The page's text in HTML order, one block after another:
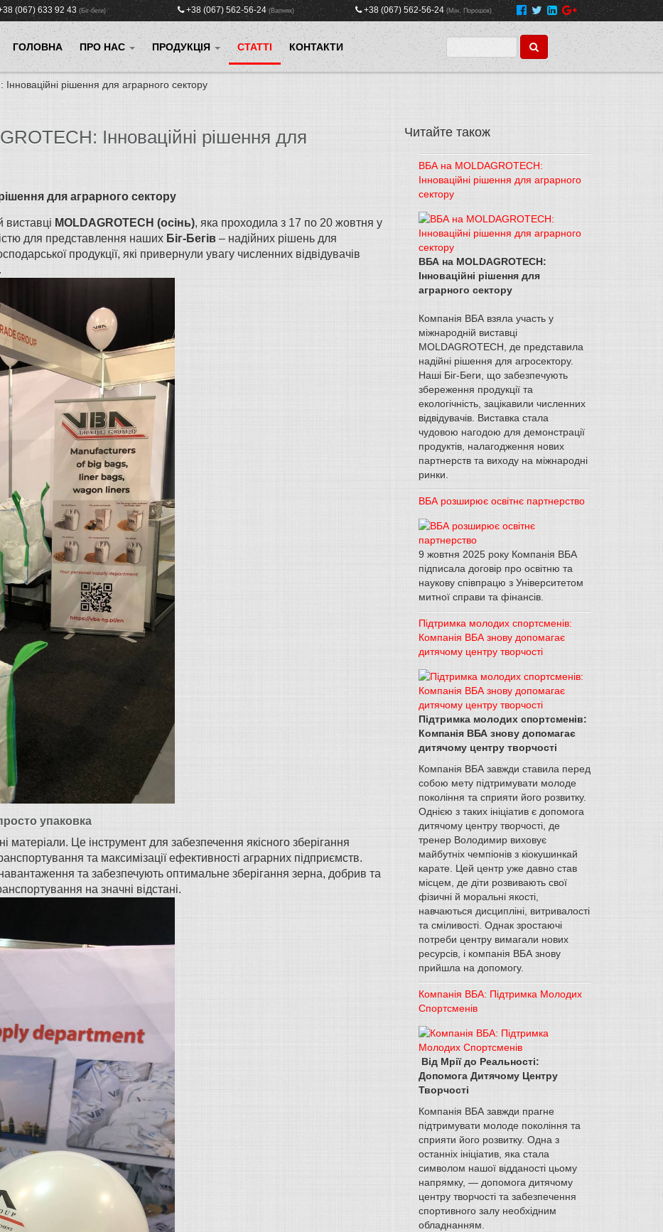
(067) 633 92 43 (Біг-беги) +38 (067) 562-56-24(Вапняк) +38 (067) 562-56-24(Мін. Порошок)
ГОЛОВНА ПРО НАС ПРОДУКЦІЯ СТАТТІ КОНТАКТИ
рішення для аграрного сектору
Інноваційні рішення для
для аграрного сектору
виставці MOLDAGROTECH (осінь), яка проходила з 17 по 20 жовтня у
для представлення наших Біг-Бегів – надійних рішень для
продукції, які привернули увагу численних відвідувачів
упаковка
матеріали. Це інструмент для забезпечення якісного зберігання
та максимізації ефективності аграрних підприємств.
та забезпечують оптимальне зберігання зерна, добрив та
на значні відстані.
Читайте також
ВБА на MOLDAGROTECH:
Інноваційні рішення для аграрного
сектору
ВБА на MOLDAGROTECH:
Інноваційні рішення для
аграрного сектору
Компанія ВБА взяла участь у
міжнародній виставці
MOLDAGROTECH, де представила
надійні рішення для агросектору.
Наші Біг-Беги, що забезпечують
збереження продукції та
екологічність, зацікавили численних
відвідувачів. Виставка стала
чудовою нагодою для демонстрації
продуктів, налагодження нових
партнерств та виходу на міжнародні
ринки.
ВБА розширює освітнє партнерство
9 жовтня 2025 року Компанія ВБА
підписала договір про освітню та
наукову співпрацю з Університетом
митної справи та фінансів.
Підтримка молодих спортсменів:
Компанія ВБА знову допомагає
дитячому центру творчості
Підтримка молодих спортсменів:
Компанія ВБА знову допомагає
дитячому центру творчості
Компанія ВБА завжди ставила перед
собою мету підтримувати молоде
покоління та сприяти його розвитку.
Однією з таких ініціатив є допомога
дитячому центру творчості, де
тренер Володимир виховує
майбутніх чемпіонів з кіокушинкай
карате. Цей центр уже давно став
місцем, де діти розвивають свої
фізичні й моральні якості,
навчаються дисципліні, витривалості
та сміливості. Однак зростаючі
потреби центру вимагали нових
ресурсів, і компанія ВБА знову
прийшла на допомогу.
Компанія ВБА: Підтримка Молодих
Спортсменів
Від Мрії до Реальності:
Допомога Дитячому Центру
Творчості
Компанія ВБА завжди прагне
підтримувати молоде покоління та
сприяти його розвитку. Одна з
останніх ініціатив, яка стала
символом нашої відданості цьому
напрямку, — допомога дитячому
центру творчості та забезпечення
спортивного залу необхідним
обладнанням.